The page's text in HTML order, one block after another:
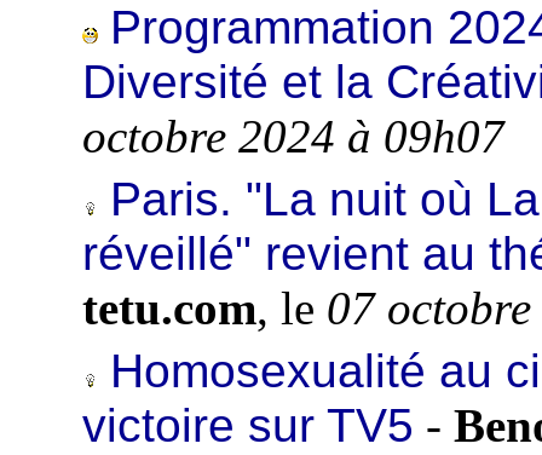
Programmation
Diversité et la
octobre 2024 à 09h07
Paris. "La nuit où
réveillé" revient au
tetu.com, le 07
Homosexualité au
victoire sur TV5 -